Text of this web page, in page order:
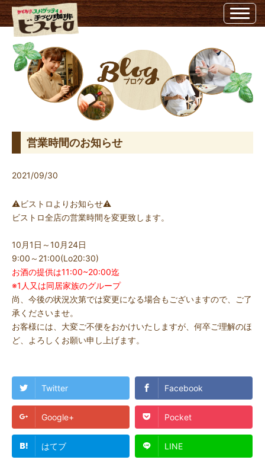
営業時間のお知らせ | 埼玉県越谷市のビストロ埼玉県越谷市のビストロ
営業時間のお知らせ
2021/09/30
⚠️ビストロよりお知らせ⚠️
ビストロ全店の営業時間を変更致します。
10月1日～10月24日
9:00～21:00(Lo20:30)
お酒の提供は11:00~20:00迄
※1人又は同居家族のグループ
尚、今後の状況次第では変更になる場合もございますので、ご了
承くださいませ。
お客様には、大変ご不便をおかけいたしますが、何卒ご理解のほ
ど、よろしくお願い申し上げます。
Twitter Facebook
Google+ Pocket
はてブ LINE